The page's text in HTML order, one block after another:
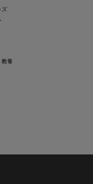
ズ
教養